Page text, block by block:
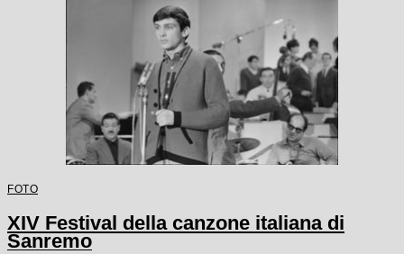
FOTO
XIV Festival della canzone italiana di
Sanremo